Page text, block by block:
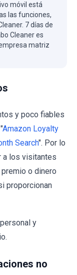
móvil está
las funciones,
7 días de
Cleaner es
matriz
y poco fiables
Amazon Loyalty
Search". Por lo
a los visitantes
o dinero
proporcionan
y
no